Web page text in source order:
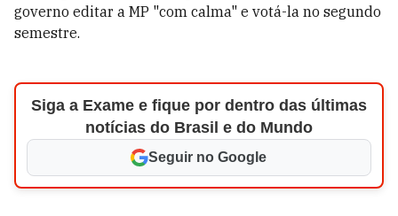
governo editar a MP "com calma" e votá-la no segundo
semestre.
Siga a Exame e fique por dentro das últimas
notícias do Brasil e do Mundo
Seguir no Google